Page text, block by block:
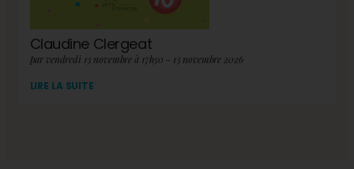
Claudine Clergeat
par vendredi 13 novembre à 17h30 - 13 novembre 2026
LIRE LA SUITE